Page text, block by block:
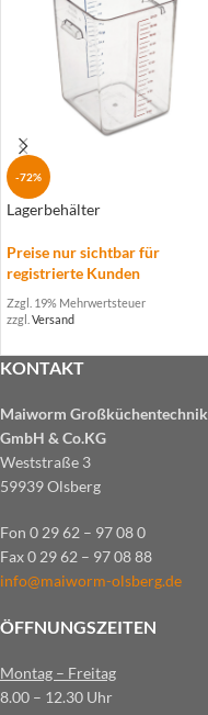
-72%
Lagerbehälter
Preise nur sichtbar für
registrierte Kunden
Zzgl. 19% Mehrwertsteuer
zzgl. Versand
KONTAKT
Maiworm Großküchentechnik
GmbH & Co.KG
Weststraße 3
59939 Olsberg
Fon 0 29 62 – 97 08 0
Fax 0 29 62 – 97 08 88
info@maiworm-olsberg.de
ÖFFNUNGSZEITEN
Montag – Freitag
8.00 – 12.30 Uhr